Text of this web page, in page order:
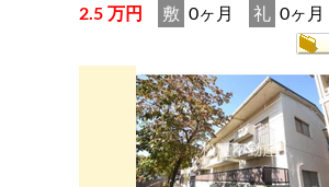
2.5 万円 敷 0ヶ月 礼 0ヶ月